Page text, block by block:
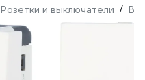
Розетки и выключатели /